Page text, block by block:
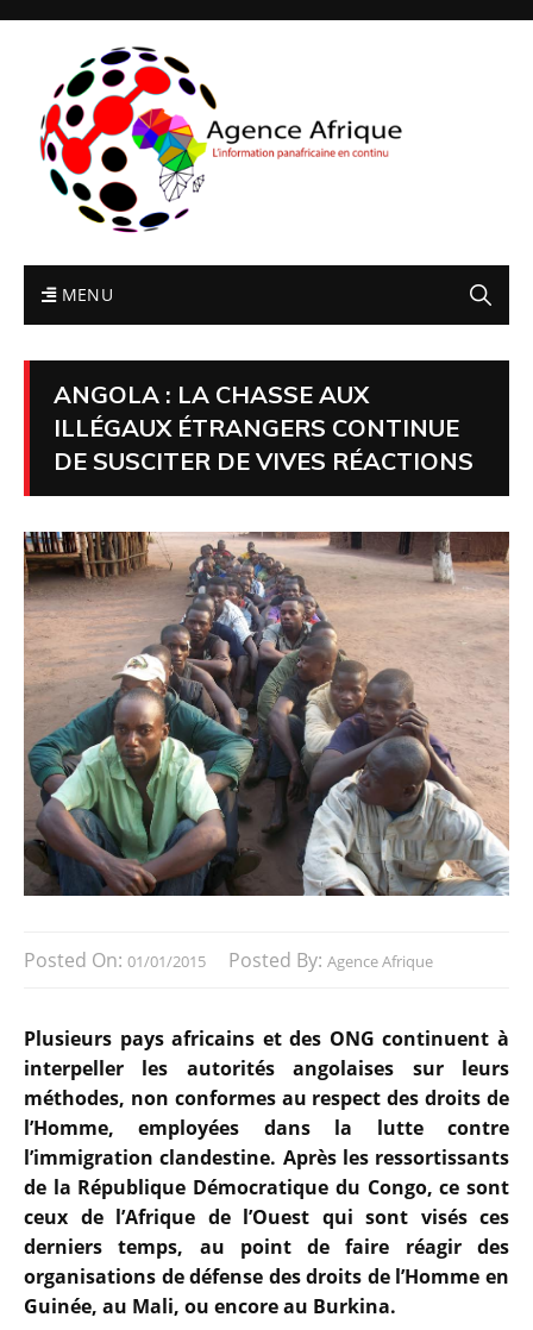
MENU
ANGOLA : LA CHASSE AUX
ILLÉGAUX ÉTRANGERS CONTINUE
DE SUSCITER DE VIVES RÉACTIONS
Posted On: 01/01/2015 Posted By: Agence Afrique
Plusieurs pays africains et des ONG continuent à
interpeller les autorités angolaises sur leurs
méthodes, non conformes au respect des droits de
l’Homme, employées dans la lutte contre
l’immigration clandestine. Après les ressortissants
de la République Démocratique du Congo, ce sont
ceux de l’Afrique de l’Ouest qui sont visés ces
derniers temps, au point de faire réagir des
organisations de défense des droits de l’Homme en
Guinée, au Mali, ou encore au Burkina.